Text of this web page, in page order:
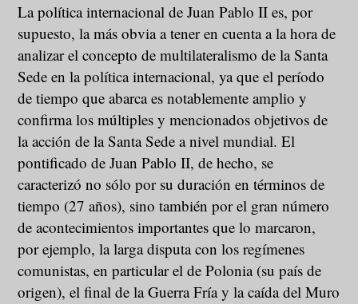
La política internacional de Juan Pablo II es, por
supuesto, la más obvia a tener en cuenta a la hora de
analizar el concepto de multilateralismo de la Santa
Sede en la política internacional, ya que el período
de tiempo que abarca es notablemente amplio y
confirma los múltiples y mencionados objetivos de
la acción de la Santa Sede a nivel mundial. El
pontificado de Juan Pablo II, de hecho, se
caracterizó no sólo por su duración en términos de
tiempo (27 años), sino también por el gran número
de acontecimientos importantes que lo marcaron,
por ejemplo, la larga disputa con los regímenes
comunistas, en particular el de Polonia (su país de
origen), el final de la Guerra Fría y la caída del Muro